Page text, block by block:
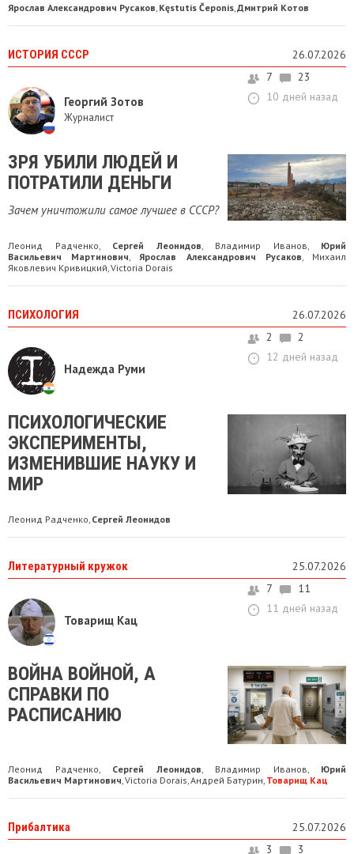
Ярослав Александрович Русаков Kęstutis Čeponis Дмитрий Котов
ИСТОРИЯ СССР 26.07.2026
Георгий Зотов
Журналист
7
23
10 дней назад
ЗРЯ УБИЛИ ЛЮДЕЙ И
ПОТРАТИЛИ ДЕНЬГИ
Зачем уничтожили самое лучшее в СССР?
Леонид Радченко, Сергей Леонидов, Владимир Иванов, Юрий
Васильевич Мартинович,Ярослав Александрович Русаков, Михаил
Яковлевич Кривицкий,Victoria Dorais
ПСИХОЛОГИЯ 26.07.2026
Надежда Руми
2
2
12 дней назад
ПСИХОЛОГИЧЕСКИЕ
ЭКСПЕРИМЕНТЫ,
ИЗМЕНИВШИЕ НАУКУ И
МИР
Леонид Радченко, Сергей Леонидов
Литературный кружок 25.07.2026
Товарищ Кац
7
11
11 дней назад
ВОЙНА ВОЙНОЙ, А
СПРАВКИ ПО
РАСПИСАНИЮ
Леонид Радченко, Сергей Леонидов, Владимир Иванов, Юрий
Васильевич Мартинович,Victoria Dorais,Андрей Батурин, Товарищ Кац
Прибалтика 25.07.2026
3
3